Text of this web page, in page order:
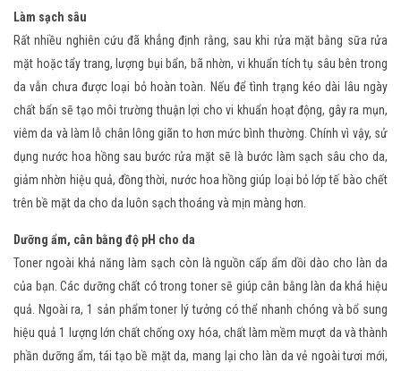
Làm sạch sâu
Rất nhiều nghiên cứu đã khẳng định rằng, sau khi rửa mặt bằng sữa rửa
mặt hoặc tẩy trang, lượng bụi bẩn, bã nhờn, vi khuẩn tích tụ sâu bên trong
da vẫn chưa được loại bỏ hoàn toàn. Nếu để tình trạng kéo dài lâu ngày
chất bẩn sẽ tạo môi trường thuận lợi cho vi khuẩn hoạt động, gây ra mụn,
viêm da và làm lỗ chân lông giãn to hơn mức bình thường. Chính vì vậy, sử
dụng nước hoa hồng sau bước rửa mặt sẽ là bước làm sạch sâu cho da,
giảm nhờn hiệu quả, đồng thời, nước hoa hồng giúp loại bỏ lớp tế bào chết
trên bề mặt da cho da luôn sạch thoáng và mịn màng hơn.
Dưỡng ẩm, cân bằng độ pH cho da
Toner ngoài khả năng làm sạch còn là nguồn cấp ẩm dồi dào cho làn da
của bạn. Các dưỡng chất có trong toner sẽ giúp cân bằng làn da khá hiệu
quả. Ngoài ra, 1 sản phẩm toner lý tưởng có thể nhanh chóng và bổ sung
hiệu quả 1 lượng lớn chất chống oxy hóa, chất làm mềm mượt da và thành
phần dưỡng ẩm, tái tạo bề mặt da, mang lại cho làn da vẻ ngoài tươi mới,